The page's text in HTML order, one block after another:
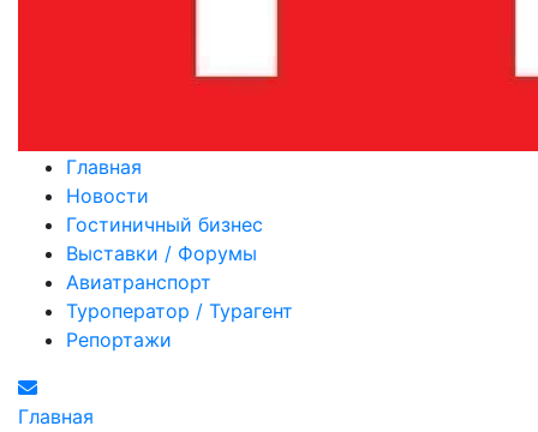
Главная
Новости
Гостиничный бизнес
Выставки / Форумы
Авиатранспорт
Туроператор / Турагент
Репортажи
Главная